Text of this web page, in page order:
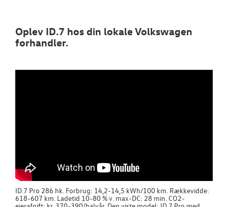
Oplev ID.7 hos din lokale Volkswagen
forhandler.
ID.7 Pro 286 hk. Forbrug: 14,2-14,5 kWh/100 km. Rækkevidde:
618-607 km. Ladetid 10-80 % v. max-DC: 28 min. CO2-